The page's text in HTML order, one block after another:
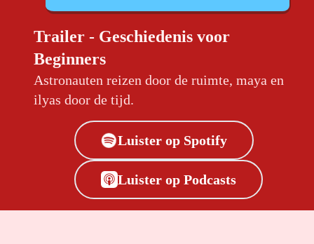
Trailer - Geschiedenis voor
Beginners
Astronauten reizen door de ruimte, maya en
ilyas door de tijd.
Luister op Spotify
Luister op Podcasts